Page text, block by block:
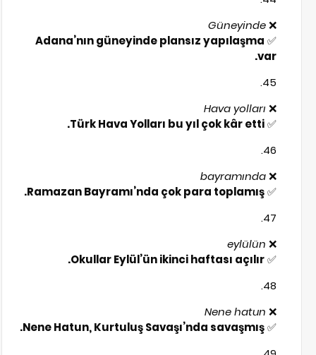
❌
Güneyinde
✅
Adana’nın güneyinde plansız yapılaşma
var.
❌
Hava yolları
✅
Türk Hava Yolları bu yıl çok kâr etti.
❌
bayramında
✅
Ramazan Bayramı’nda çok para toplamış.
❌
eylülün
✅
Okullar Eylül’ün ikinci haftası açılır.
❌
Nene hatun
✅
Nene Hatun, Kurtuluş Savaşı’nda savaşmış.